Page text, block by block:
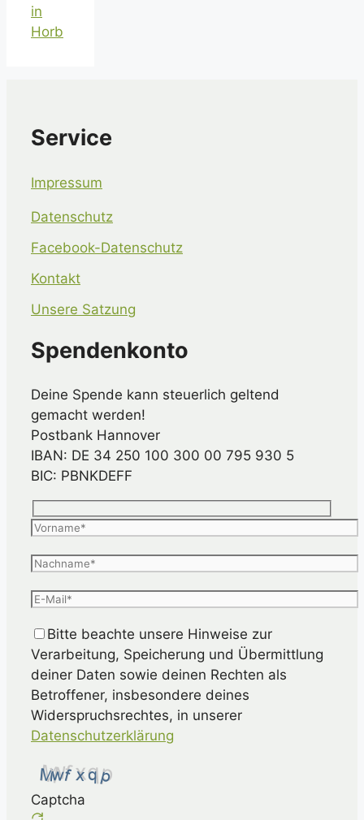
in
Horb
Service
Impressum
Datenschutz
Facebook-Datenschutz
Kontakt
Unsere Satzung
Spendenkonto
Deine Spende kann steuerlich geltend
gemacht werden!
Postbank Hannover
IBAN: DE 34 250 100 300 00 795 930 5
BIC: PBNKDEFF
Bitte beachte unsere Hinweise zur
Verarbeitung, Speicherung und Übermittlung
deiner Daten sowie deinen Rechten als
Betroffener, insbesondere deines
Widerspruchsrechtes, in unserer
Datenschutzerklärung
Captcha